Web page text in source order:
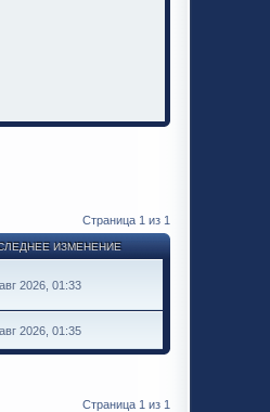
Страница 1 из 1
ИЗМЕНЕНИЕ
2026, 01:33
2026, 01:35
Страница 1 из 1